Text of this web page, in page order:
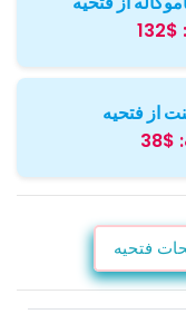
$132
از فتحیه
$38
فتحیه